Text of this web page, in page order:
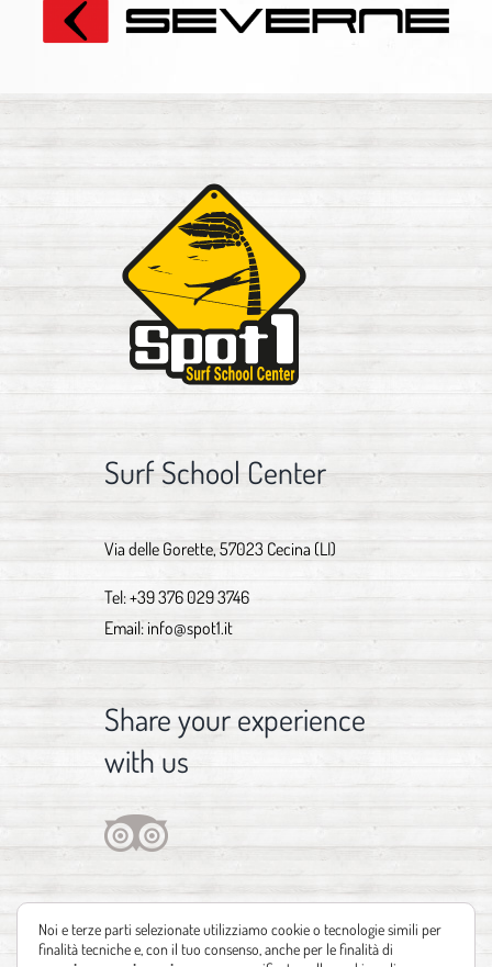
Surf School Center
Via delle Gorette, 57023 Cecina (LI)
Tel:+39 376 029 3746
Email: info@spot1.it
Share your experience
with us
Noi e terze parti selezionate utilizziamo cookie o tecnologie simili per
finalità tecniche e, con il tuo consenso, anche per le finalità di